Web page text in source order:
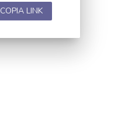
COPIA LINK